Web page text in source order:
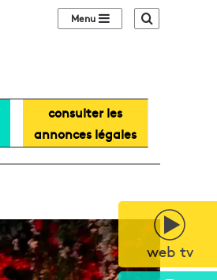
web tv
Sidebar (barre
consulter les
annonces légales